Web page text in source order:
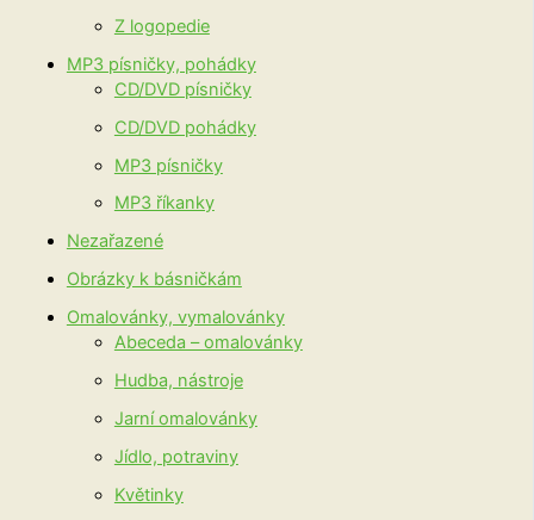
Z logopedie
MP3 písničky, pohádky
CD/DVD písničky
CD/DVD pohádky
MP3 písničky
MP3 říkanky
Nezařazené
Obrázky k básničkám
Omalovánky, vymalovánky
Abeceda – omalovánky
Hudba, nástroje
Jarní omalovánky
Jídlo, potraviny
Květinky